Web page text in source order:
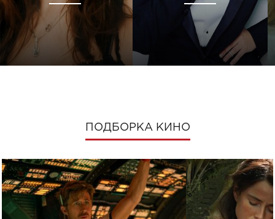
ПОДБОРКА КИНО